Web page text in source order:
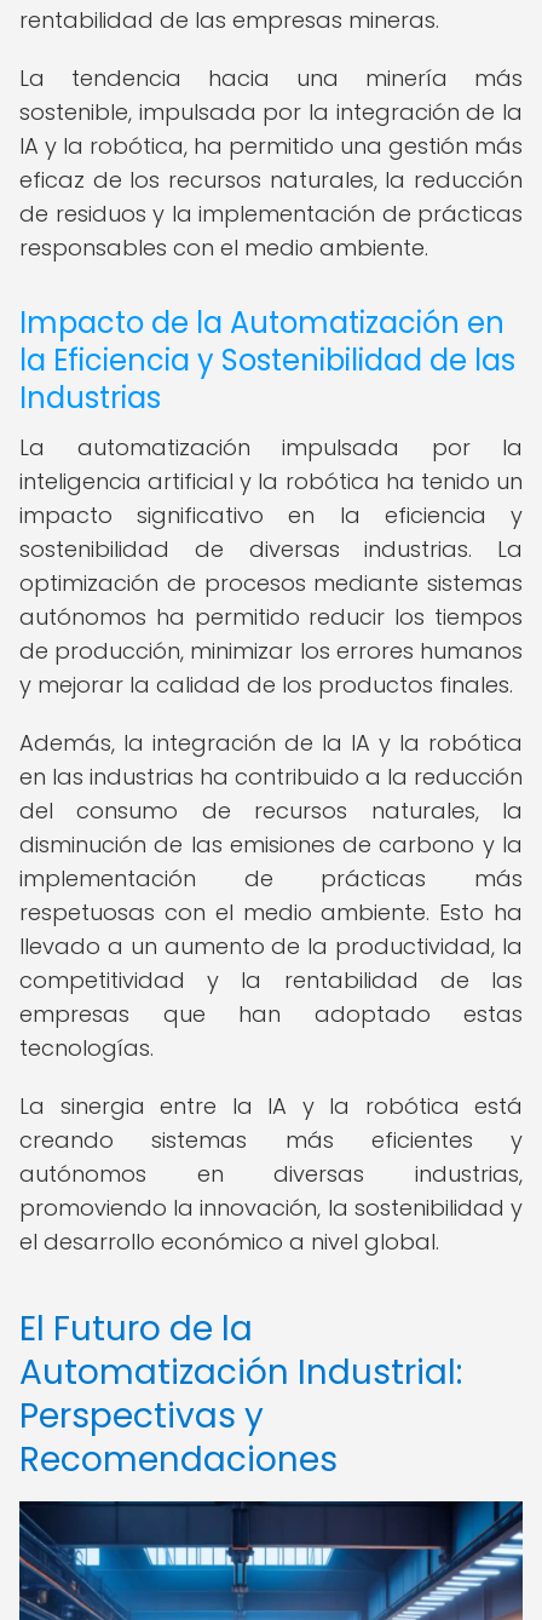
rentabilidad de las empresas mineras.
La tendencia hacia una minería más
sostenible, impulsada por la integración de la
IA y la robótica, ha permitido una gestión más
eficaz de los recursos naturales, la reducción
de residuos y la implementación de prácticas
responsables con el medio ambiente.
Impacto de la Automatización en
la Eficiencia y Sostenibilidad de las
Industrias
La automatización impulsada por la
inteligencia artificial y la robótica ha tenido un
impacto significativo en la eficiencia y
sostenibilidad de diversas industrias. La
optimización de procesos mediante sistemas
autónomos ha permitido reducir los tiempos
de producción, minimizar los errores humanos
y mejorar la calidad de los productos finales.
Además, la integración de la IA y la robótica
en las industrias ha contribuido a la reducción
del consumo de recursos naturales, la
disminución de las emisiones de carbono y la
implementación de prácticas más
respetuosas con el medio ambiente. Esto ha
llevado a un aumento de la productividad, la
competitividad y la rentabilidad de las
empresas que han adoptado estas
tecnologías.
La sinergia entre la IA y la robótica está
creando sistemas más eficientes y
autónomos en diversas industrias,
promoviendo la innovación, la sostenibilidad y
el desarrollo económico a nivel global.
El Futuro de la
Automatización Industrial:
Perspectivas y
Recomendaciones